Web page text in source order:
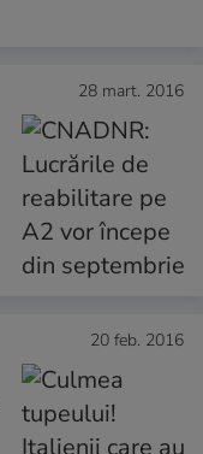
28 mart. 2016
20 feb. 2016